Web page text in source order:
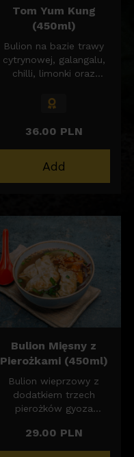
Tom Yum Kung
(450ml)
Bulion na bazie trawy
cytrynowej, galangalu,
chilli, limonki oraz
boczniakiem i
36.00 PLN
Add
Bulion Mięsny z
Pierożkami (450ml)
Bulion wieprzowy z
dodatkiem trzech
pierożków gyoza
Podawany z cebulą
czerwoną, cukinią,
29.00 PLN